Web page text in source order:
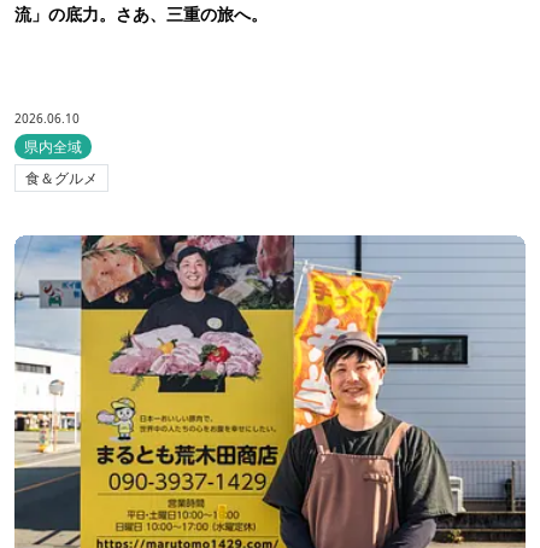
流」の底力。さあ、三重の旅へ。
2026.06.10
県内全域
食＆グルメ